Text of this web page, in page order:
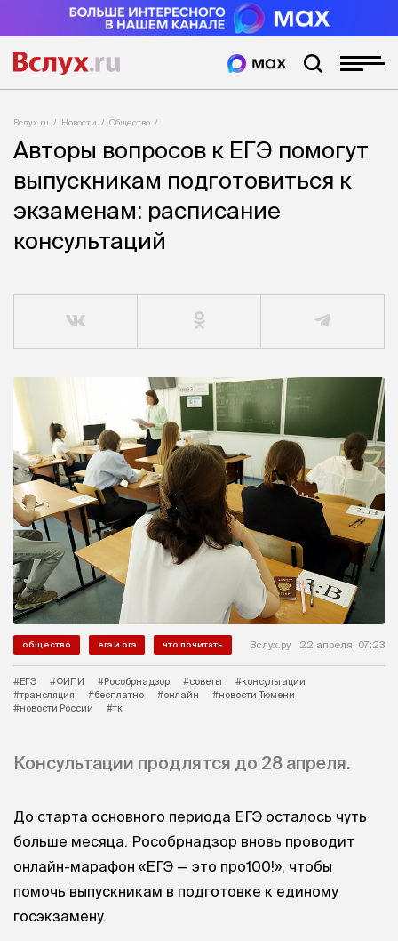
Вслух.ru Новости Общество
Авторы вопросов к ЕГЭ помогут
выпускникам подготовиться к
экзаменам: расписание
консультаций
общество егэ и огэ что почитать Вслух.ру 22 апреля, 07:23
#ЕГЭ #ФИПИ #Рособрнадзор #советы
#консультации
#трансляция
#бесплатно #онлайн
#новости Тюмени
#новости России
#тк
Консультации продлятся до 28 апреля.
До старта основного периода ЕГЭ осталось чуть
больше месяца. Рособрнадзор вновь проводит
онлайн-марафон «ЕГЭ — это про100!», чтобы
помочь выпускникам в подготовке к единому
госэкзамену.